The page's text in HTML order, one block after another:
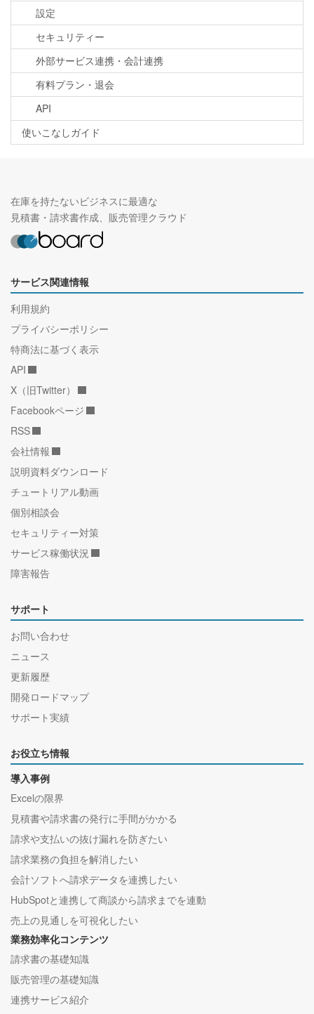
設定
セキュリティー
外部サービス連携・会計連携
有料プラン・退会
API
使いこなしガイド
在庫を持たないビジネスに最適な
見積書・請求書作成、販売管理クラウド
サービス関連情報
利用規約
プライバシーポリシー
特商法に基づく表示
API
X（旧Twitter）
Facebookページ
RSS
会社情報
説明資料ダウンロード
チュートリアル動画
個別相談会
セキュリティー対策
サービス稼働状況
障害報告
サポート
お問い合わせ
ニュース
更新履歴
開発ロードマップ
サポート実績
お役立ち情報
導入事例
Excelの限界
見積書や請求書の発行に手間がかかる
請求や支払いの抜け漏れを防ぎたい
請求業務の負担を解消したい
会計ソフトへ請求データを連携したい
HubSpotと連携して商談から請求までを連動
売上の見通しを可視化したい
業務効率化コンテンツ
請求書の基礎知識
販売管理の基礎知識
連携サービス紹介